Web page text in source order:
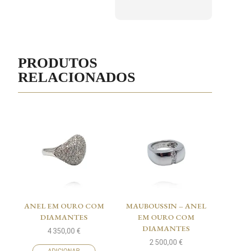
PRODUTOS
RELACIONADOS
ANEL EM OURO COM
DIAMANTES
4 350,00 €
MAUBOUSSIN – ANEL
EM OURO COM
DIAMANTES
2 500,00 €